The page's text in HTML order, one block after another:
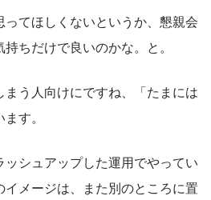
てほしくないというか、懇親会
ちだけで良いのかな。と。
う人向けにですね、「たまには
す。
シュアップした運用でやってい
メージは、また別のところに置